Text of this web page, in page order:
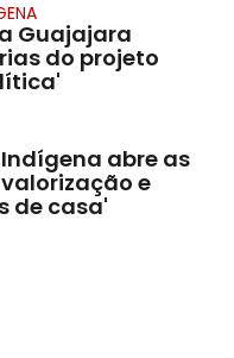
Guajajara
do projeto
abre as
e
de casa'